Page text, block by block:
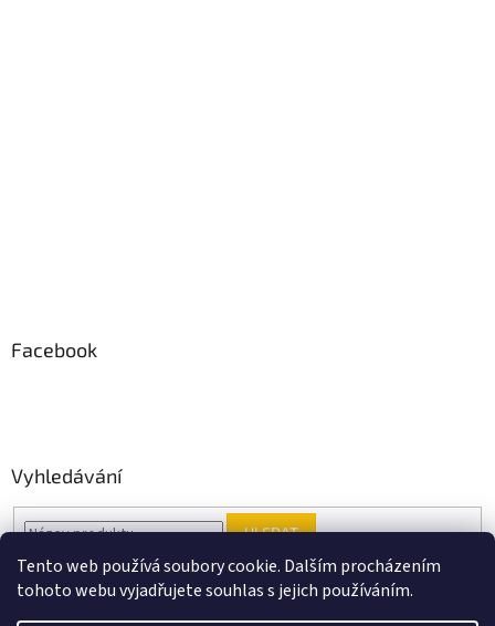
Tento web používá soubory cookie. Dalším procházením
tohoto webu vyjadřujete souhlas s jejich používáním.
Facebook
Vyhledávání
HLEDAT